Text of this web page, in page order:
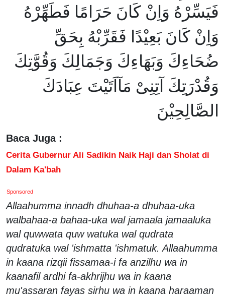
فَيَسِّرْهُ وَاِنْ كَانَ حَرَامًا فَطَهِّرْهُ
وَاِنْ كَانَ بَعِيْدًا فَقَرِّبْهُ بِحَقِّ
ضُحَاءِكَ وَبَهَاءِكَ وَجَمَالِكَ وَقُوَّتِكَ
وَقُدْرَتِكَ آتِنِىْ مَآاَتَيْتَ عِبَادَكَ
الصَّالِحِيْنَ
Baca Juga :
Cerita Gubernur Ali Sadikin Naik Haji dan Sholat di
Dalam Ka'bah
Sponsored
Allaahumma innadh dhuhaa-a dhuhaa-uka
walbahaa-a bahaa-uka wal jamaala jamaaluka
wal quwwata quw watuka wal qudrata
qudratuka wal 'ishmatta 'ishmatuk. Allaahumma
in kaana rizqii fissamaa-i fa anzilhu wa in
kaanafil ardhi fa-akhrijhu wa in kaana
mu'assaran fayas sirhu wa in kaana haraaman